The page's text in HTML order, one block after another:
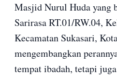
Masjid Nurul Huda yang
Sarirasa RT.01/RW.04,
Kecamatan Sukasari,
mengembangkan
tempat ibadah, tetapi